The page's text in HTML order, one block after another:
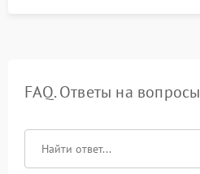
FAQ. Ответы на вопросы